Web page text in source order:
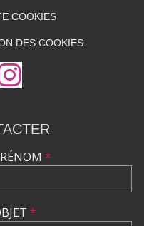
COOKIES
DES COOKIES
*
*